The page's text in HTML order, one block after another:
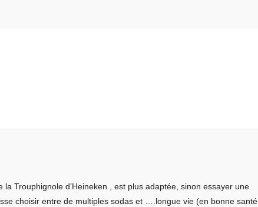
Trouphignole d’Heineken , est plus adaptée, sinon essayer une
choisir entre de multiples sodas et ….longue vie (en bonne santé